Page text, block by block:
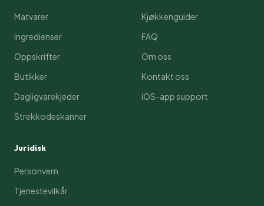
Matvarer
Ingredienser
Oppskrifter
Butikker
Dagligvarekjeder
Strekkodeskanner
Kjøkkenguider
FAQ
Om oss
Kontakt oss
iOS-app support
Juridisk
Personvern
Tjenestevilkår